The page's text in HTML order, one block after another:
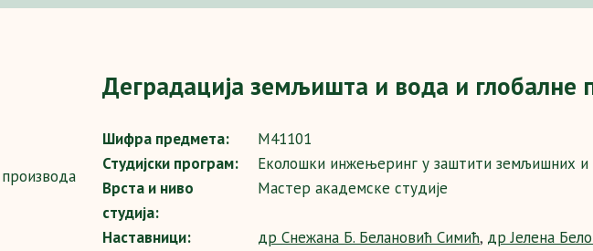
Деградација земљишта и вода и глобалне
Шифра предмета:
М41101
Студијски програм:
Еколошки инжењеринг у заштити земљишних и
Врста и ниво
студија:
Мастер академске студије
Наставници: др Снежана Б. Белановић Симић, др Јелена